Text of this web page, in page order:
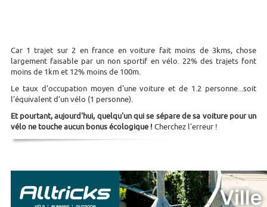
Car 1 trajet sur 2 en france en voiture fait moins de 3kms, chose
largement faisable par un non sportif en vélo. 22% des trajets font
moins de 1km et 12% moins de 100m.
Le taux d'occupation moyen d'une voiture et de 1.2 personne...soit
l'équivalent d'un vélo (1 personne).
Et pourtant, aujourd'hui, quelqu'un qui se sépare de sa voiture pour un
vélo ne touche aucun bonus écologique ! Cherchez l'erreur !